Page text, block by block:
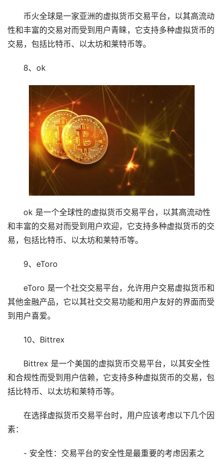
币火全球是一家亚洲的虚拟货币交易平台，以其高流动
性和丰富的交易对而受到用户青睐，它支持多种虚拟货币的
交易，包括比特币、以太坊和莱特币等。
8、ok
ok 是一个全球性的虚拟货币交易平台，以其高流动性
和丰富的交易对而受到用户欢迎，它支持多种虚拟货币的交
易，包括比特币、以太坊和莱特币等。
9、eToro
eToro 是一个社交交易平台，允许用户交易虚拟货币和
其他金融产品，它以其社交交易功能和用户友好的界面而受
到用户喜爱。
10、Bittrex
Bittrex 是一个美国的虚拟货币交易平台，以其安全性
和合规性而受到用户信赖，它支持多种虚拟货币的交易，包
括比特币、以太坊和莱特币等。
在选择虚拟货币交易平台时，用户应该考虑以下几个因
素：
- 安全性：交易平台的安全性是最重要的考虑因素之